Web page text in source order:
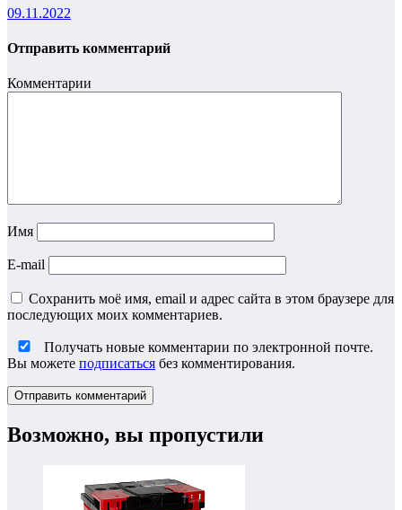
09.11.2022
Отправить комментарий
Комментарии
Имя
E-mail
Сохранить моё имя, email и адрес сайта в этом браузере для
последующих моих комментариев.
Получать новые комментарии по электронной почте.
Вы можете подписаться без комментирования.
Возможно, вы пропустили